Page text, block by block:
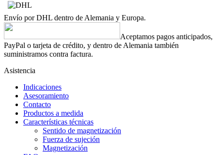
Envío por DHL dentro de Alemania y Europa.
Aceptamos pagos anticipados,
PayPal o tarjeta de crédito, y dentro de Alemania también
suministramos contra factura.
Asistencia
Indicaciones
Asesoramiento
Contacto
Productos a medida
Características técnicas
Sentido de magnetización
Fuerza de sujeción
Magnetización